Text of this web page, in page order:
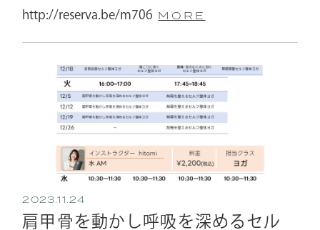
http://reserva.be/m706 MORE
2023.11.24
肩甲骨を動かし呼吸を深めるセル